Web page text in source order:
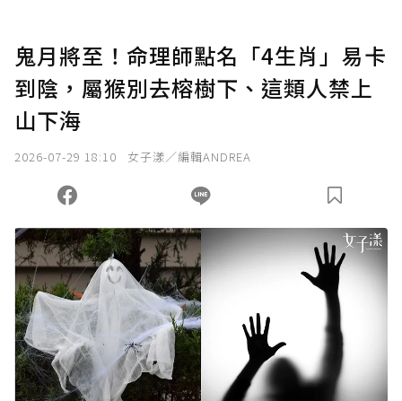
鬼月將至！命理師點名「4生肖」易卡
到陰，屬猴別去榕樹下、這類人禁上
山下海
2026-07-29 18:10 女子漾／編輯ANDREA